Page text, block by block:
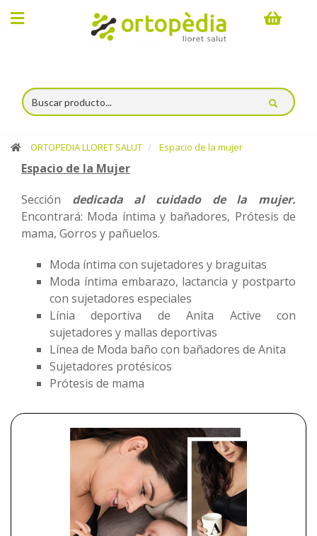
×
online
Ortopedia
Catálogo
Servicios
Alquiler
Espacio
Lloret
Salut
Promociones
Blog
ORTOPEDIA LLORET SALUT Espacio de la mujer
Espacio de la Mujer
Sección dedicada al cuidado de la mujer.
Encontrará: Moda íntima y bañadores, Prótesis de
mama, Gorros y pañuelos.
Moda íntima con sujetadores y braguitas
Moda íntima embarazo, lactancia y postparto
con sujetadores especiales
Línia deportiva de Anita Active con
sujetadores y mallas deportivas
Línea de Moda baño con bañadores de Anita
Sujetadores protésicos
Prótesis de mama